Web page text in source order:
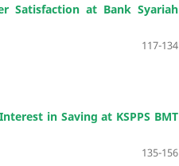
Satisfaction at Bank Syariah
117-134
in Saving at KSPPS BMT
135-156